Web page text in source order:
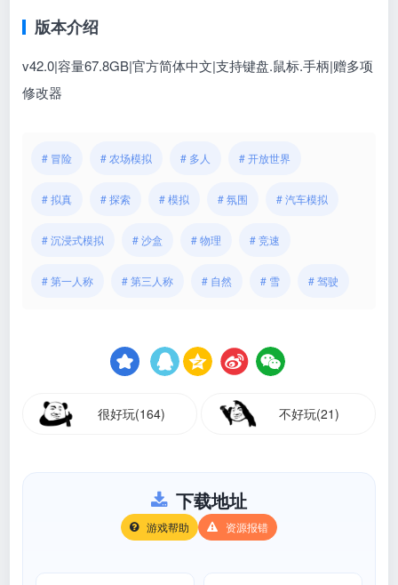
版本介绍
v42.0|容量67.8GB|官方简体中文|支持键盘.鼠标.手柄|赠多项
修改器
# 冒险 # 农场模拟 # 多人 # 开放世界
# 拟真 # 探索 # 模拟 # 氛围 # 汽车模拟
# 沉浸式模拟 # 沙盒 # 物理 # 竞速
# 第一人称 # 第三人称 # 自然 # 雪 # 驾驶
很好玩(164) 不好玩(21)
下载地址
游戏帮助 资源报错